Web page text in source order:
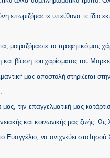
επωμιζόμαστε υπεύθυνα το ίδιο
μοιραζόμαστε το προφητικό μας
βίωση του χαρίσματος του
μας αποστολή στηρίζεται
μας, την επαγγελματική μας
και κοινωνικής μας ζωής.
Ευαγγέλιο, να ανιχνεύει στο